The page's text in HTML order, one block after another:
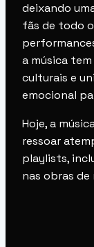
deixando
fãs de todo
a música
culturais e
emocional
Hoje, a
ressoar
playlists,
nas obras